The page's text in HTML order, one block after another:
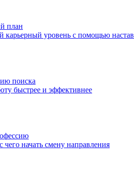
план
карьерный уровень с помощью
поиска
быстрее и эффективнее
чего начать смену направления